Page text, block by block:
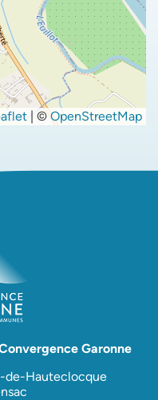
| ©OpenStreetMap
Garonne
de-Hauteclocque